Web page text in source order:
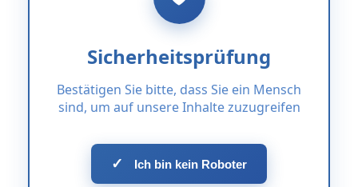
Sicherheitsprüfung
Bestätigen Sie bitte, dass Sie ein Mensch
sind, um auf unsere Inhalte zuzugreifen
✓ Ich bin kein Roboter